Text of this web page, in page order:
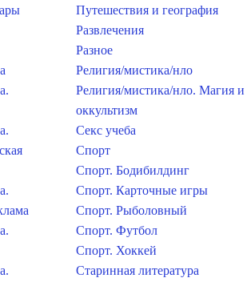
Путешествия и география
Развлечения
Разное
Религия/мистика/нло
Религия/мистика/нло. Магия и
оккультизм
Секс учеба
Спорт
Спорт. Бодибилдинг
Спорт. Карточные игры
Спорт. Рыболовный
Спорт. Футбол
Спорт. Хоккей
Старинная литература